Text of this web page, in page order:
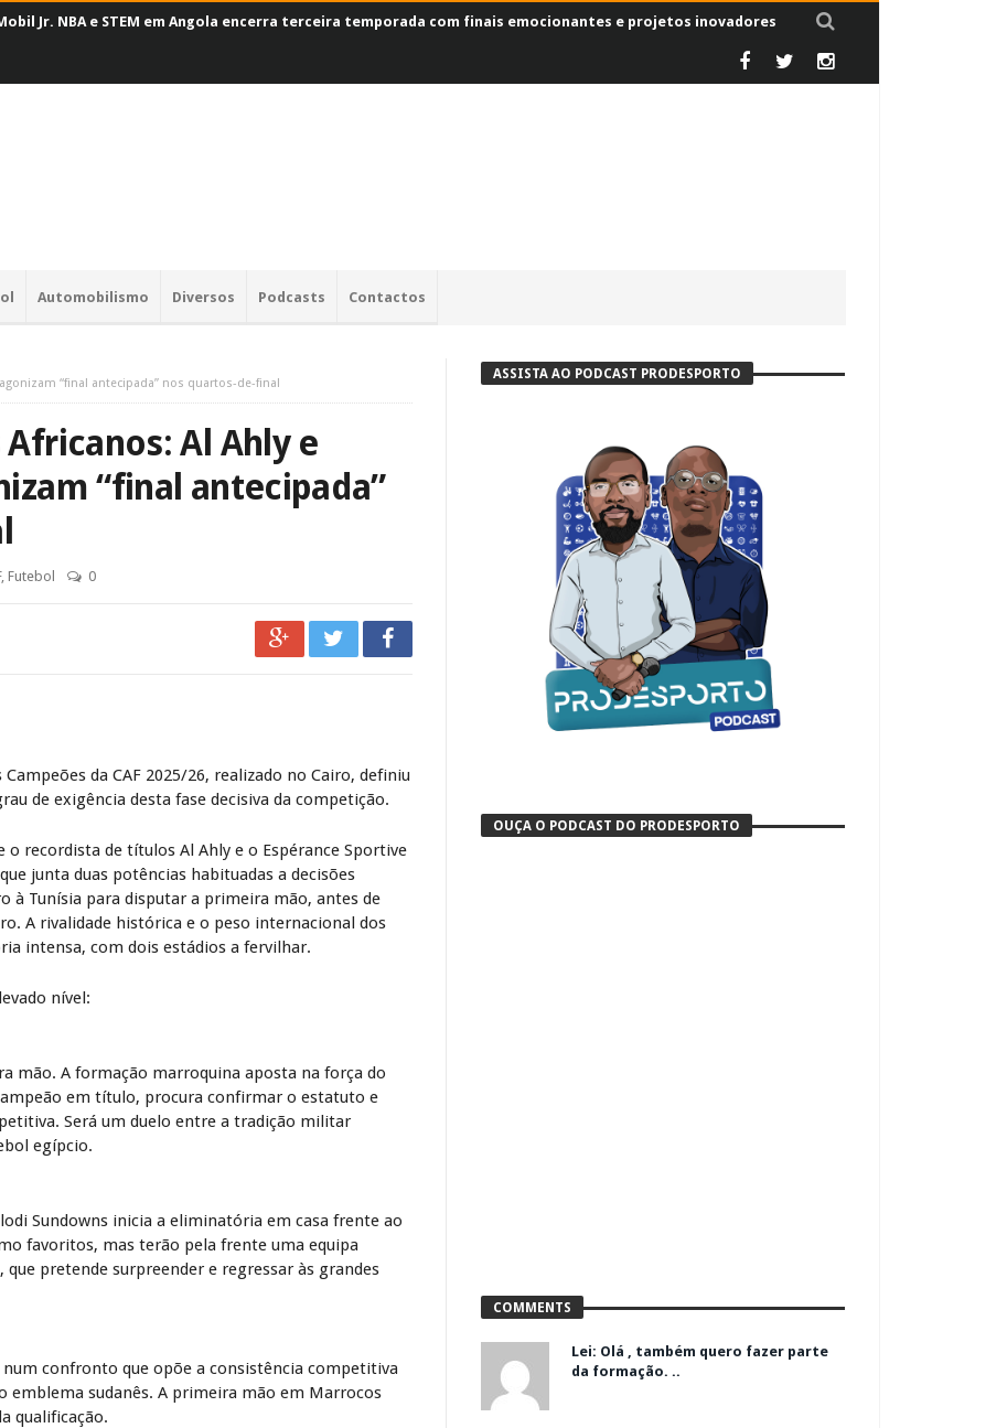
Jr. NBA e STEM em Angola encerra terceira temporada com finais emocionantes e projetos inovadores
Automobilismo Diversos Podcasts Contactos
“final antecipada” nos quartos-de-final
Al Ahly e
“final antecipada”
, Futebol 0
Campeões da CAF 2025/26, realizado no Cairo, definiu
de exigência desta fase decisiva da competição.
o recordista de títulos Al Ahly e o Espérance Sportive
junta duas potências habituadas a decisões
à Tunísia para disputar a primeira mão, antes de
A rivalidade histórica e o peso internacional dos
intensa, com dois estádios a fervilhar.
nível:
mão. A formação marroquina aposta na força do
em título, procura confirmar o estatuto e
Será um duelo entre a tradição militar
egípcio.
Sundowns inicia a eliminatória em casa frente ao
favoritos, mas terão pela frente uma equipa
pretende surpreender e regressar às grandes
num confronto que opõe a consistência competitiva
sudanês. A primeira mão em Marrocos
qualificação.
ASSISTA AO PODCAST PRODESPORTO
OUÇA O PODCAST DO PRODESPORTO
COMMENTS
Lei: Olá , também quero fazer parte
da formação. ..